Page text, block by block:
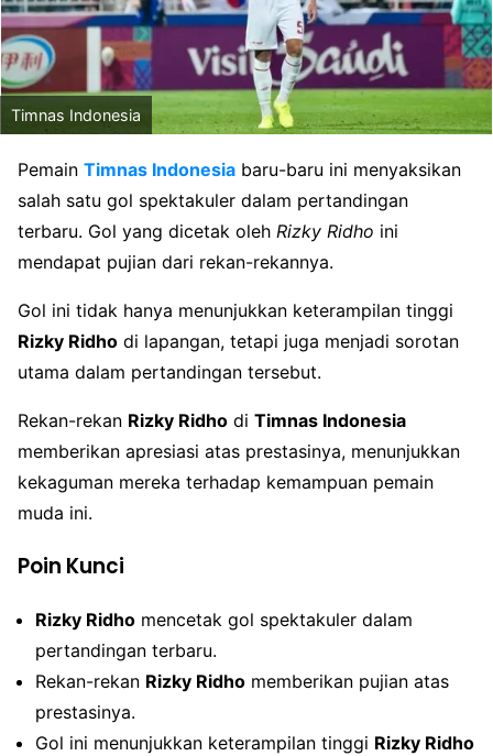
Timnas Indonesia
Pemain Timnas Indonesia baru-baru ini menyaksikan
salah satu gol spektakuler dalam pertandingan
terbaru. Gol yang dicetak oleh Rizky Ridho ini
mendapat pujian dari rekan-rekannya.
Gol ini tidak hanya menunjukkan keterampilan tinggi
Rizky Ridho di lapangan, tetapi juga menjadi sorotan
utama dalam pertandingan tersebut.
Rekan-rekan Rizky Ridho di Timnas Indonesia
memberikan apresiasi atas prestasinya, menunjukkan
kekaguman mereka terhadap kemampuan pemain
muda ini.
Poin Kunci
Rizky Ridho mencetak gol spektakuler dalam
pertandingan terbaru.
Rekan-rekan Rizky Ridho memberikan pujian atas
prestasinya.
Gol ini menunjukkan keterampilan tinggi Rizky Ridho